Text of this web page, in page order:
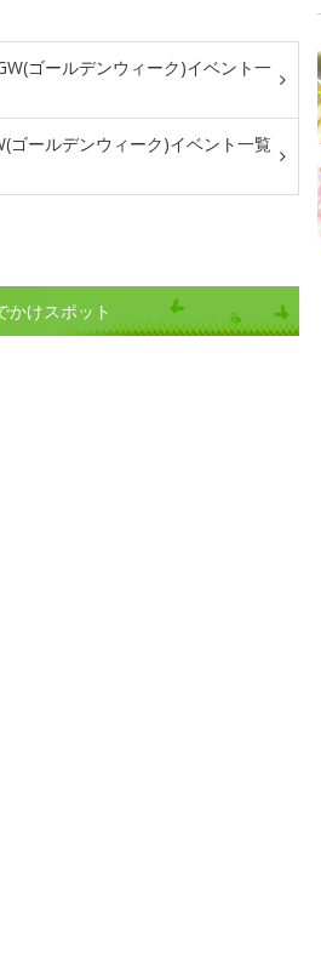
ゴールデンウィーク)イベント一
ゴールデンウィーク)イベント一覧
かけスポット